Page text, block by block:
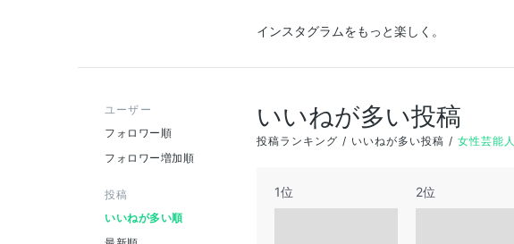
インスタグラムをもっと楽しく。
ユーザー
フォロワー順
フォロワー増加順
投稿
いいねが多い順
いいねが多い投稿
投稿ランキング いいねが多い投稿 女性芸能人
1位 2位